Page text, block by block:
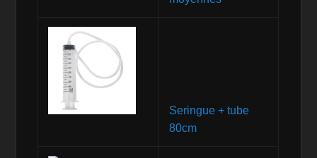
Seringue + tube
80cm